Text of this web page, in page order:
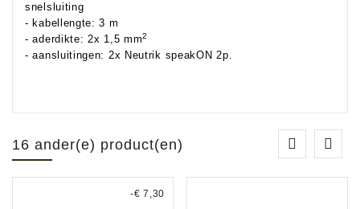
snelsluiting
- kabellengte: 3 m
- aderdikte: 2x 1,5 mm2
- aansluitingen: 2x Neutrik speakON 2p.
16 ander(e) product(en)
-€ 7,30